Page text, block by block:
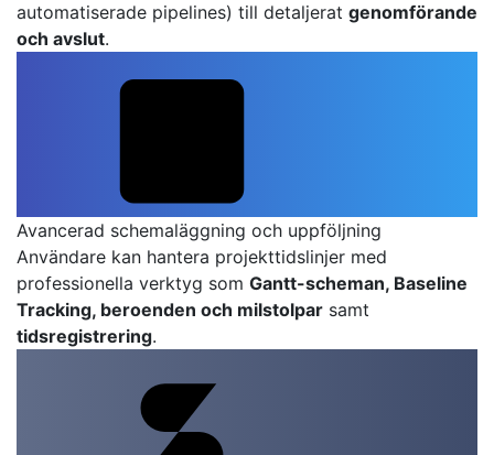
automatiserade pipelines) till detaljerat genomförande
och avslut.
Avancerad schemaläggning och uppföljning
Användare kan hantera projekttidslinjer med
professionella verktyg som Gantt-scheman, Baseline
Tracking, beroenden och milstolpar samt
tidsregistrering.